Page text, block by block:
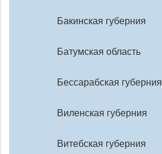
Бакинская губерния
Батумская область
Бессарабская губерния
Виленская губерния
Витебская губерния